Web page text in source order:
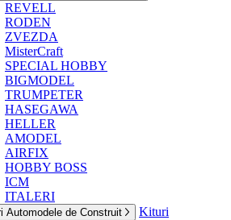
REVELL
RODEN
ZVEZDA
MisterCraft
SPECIAL HOBBY
BIGMODEL
TRUMPETER
HASEGAWA
HELLER
AMODEL
AIRFIX
HOBBY BOSS
ICM
ITALERI
Automodele de Construit
Kituri